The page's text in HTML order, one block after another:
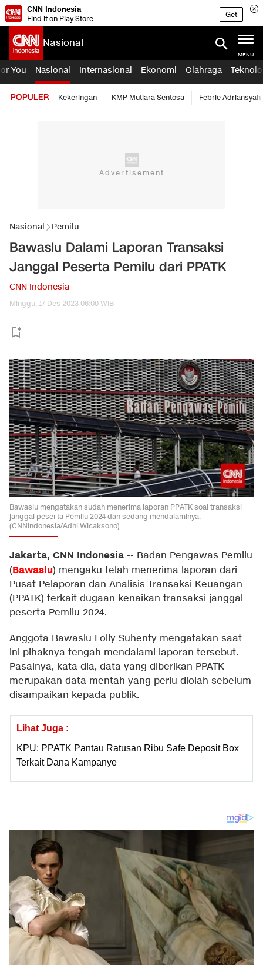
CNN Indonesia
Find it on Play Store
Get
Nasional
MENU
You Nasional Internasional Ekonomi Olahraga
POPULER Kekeringan KMP Mutiara Sentosa Febrie Adriansyah
Nasional Pemilu
Bawaslu Dalami Laporan Transaksi
Janggal Peserta Pemilu dari PPATK
CNN Indonesia
Minggu, 17 Des 2023 06:00 WIB
Bawaslu mengatakan sudah menerima laporan PPATK soal transaksi
janggal peserta Pemilu 2024 dan sedang mendalaminya.
(CNNIndonesia/Adhi Wicaksono)
Jakarta, CNN Indonesia -- Badan Pengawas Pemilu
(Bawaslu) mengaku telah menerima laporan dari
Pusat Pelaporan dan Analisis Transaksi Keuangan
(PPATK) terkait dugaan kenaikan transaksi janggal
peserta Pemilu 2024.
Anggota Bawaslu Lolly Suhenty mengatakan saat
ini pihaknya tengah mendalami laporan tersebut.
Pasalnya, kata dia, data yang diberikan PPATK
merupakan data mentah yang perlu diolah sebelum
disampaikan kepada publik.
Lihat Juga :
KPU: PPATK Pantau Ratusan Ribu Safe Deposit Box
Terkait Dana Kampanye